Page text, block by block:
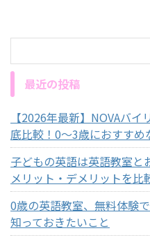
最近の投稿
【2026年最新】NOVAバ
底比較！0～3歳におすすめ
子どもの英語は英語教室と
メリット・デメリットを比
0歳の英語教室、無料体験
知っておきたいこと